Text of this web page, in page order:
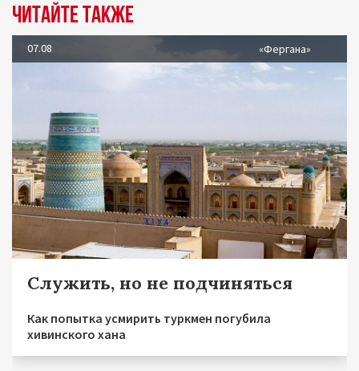
Читайте также
07.08 «Фергана»
Служить, но не подчиняться
Как попытка усмирить туркмен погубила
хивинского хана